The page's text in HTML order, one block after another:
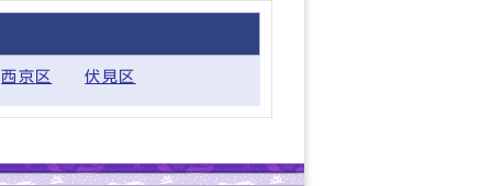
西京区 伏見区